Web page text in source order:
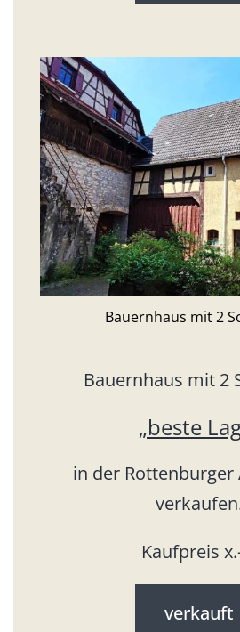
Bauernhaus mit 2
Bauernhaus mit 2
„beste
in der Rottenburger
Kaufpreis
verkauft